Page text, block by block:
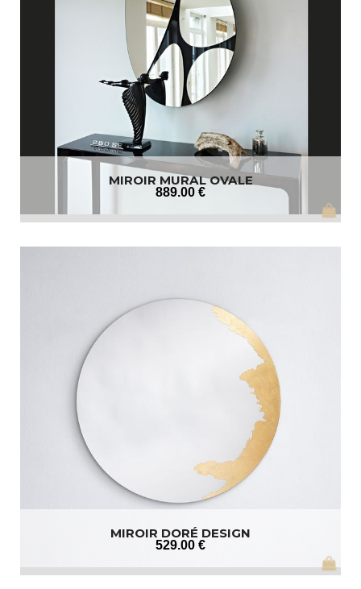
MIROIR MURAL OVALE
889.00 €
MIROIR DORÉ DESIGN
529.00 €